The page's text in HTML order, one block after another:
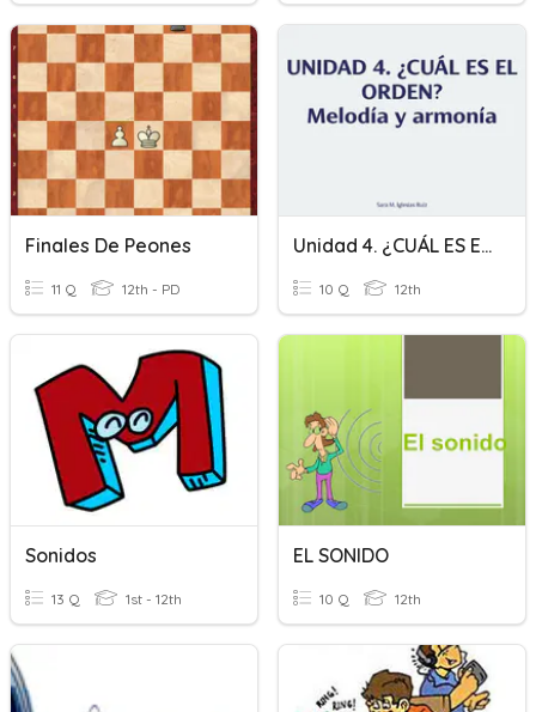
Finales De Peones
11 Q 12th - PD
Unidad 4. ¿CUÁL ES EL ORDEN?
10 Q 12th
Sonidos
13 Q 1st - 12th
EL SONIDO
10 Q 12th